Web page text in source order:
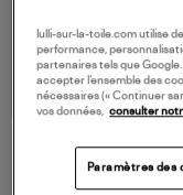
1 299,00 €
SPRWMN
Pantalon Ankle Flare
lulli-sur-la-toile.com utilise
performance,
partenaires tels que
accepter l’ensemble des
nécessaires (« Continuer
vos données, consulter
Paramètres des